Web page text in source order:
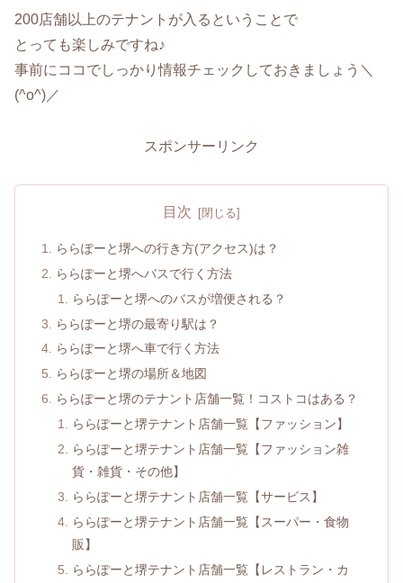
200店舗以上のテナントが入るということで
とっても楽しみですね♪
事前にココでしっかり情報チェックしておきましょう＼
(^o^)／
スポンサーリンク
目次
ららぽーと堺への行き方(アクセス)は？
ららぽーと堺へバスで行く方法
ららぽーと堺へのバスが増便される？
ららぽーと堺の最寄り駅は？
ららぽーと堺へ車で行く方法
ららぽーと堺の場所＆地図
ららぽーと堺のテナント店舗一覧！コストコはある？
ららぽーと堺テナント店舗一覧【ファッション】
ららぽーと堺テナント店舗一覧【ファッション雑
貨・雑貨・その他】
ららぽーと堺テナント店舗一覧【サービス】
ららぽーと堺テナント店舗一覧【スーパー・食物
販】
ららぽーと堺テナント店舗一覧【レストラン・カ